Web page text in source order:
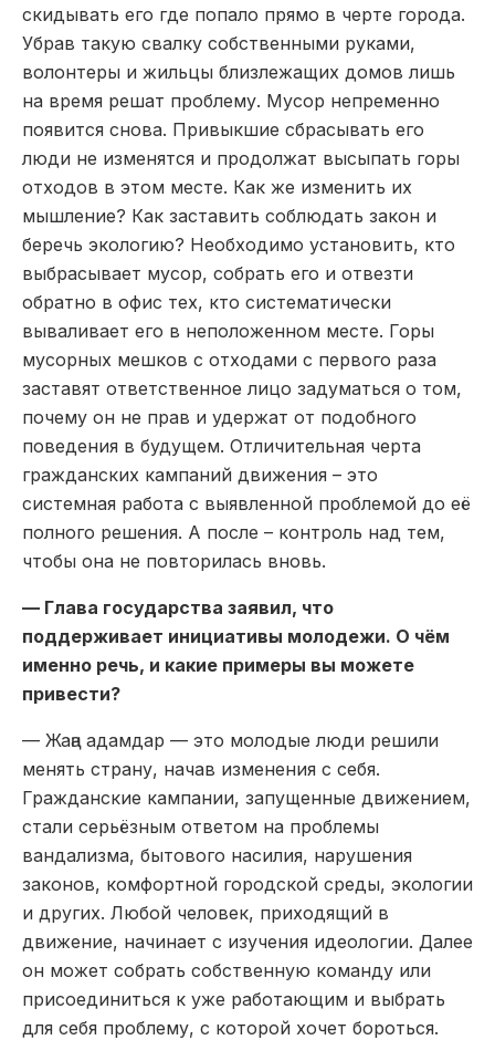
скидывать его где попало прямо в черте города.
Убрав такую свалку собственными руками,
волонтеры и жильцы близлежащих домов лишь
на время решат проблему. Мусор непременно
появится снова. Привыкшие сбрасывать его
люди не изменятся и продолжат высыпать горы
отходов в этом месте. Как же изменить их
мышление? Как заставить соблюдать закон и
беречь экологию? Необходимо установить, кто
выбрасывает мусор, собрать его и отвезти
обратно в офис тех, кто систематически
вываливает его в неположенном месте. Горы
мусорных мешков с отходами с первого раза
заставят ответственное лицо задуматься о том,
почему он не прав и удержат от подобного
поведения в будущем. Отличительная черта
гражданских кампаний движения – это
системная работа с выявленной проблемой до её
полного решения. А после – контроль над тем,
чтобы она не повторилась вновь.
— Глава государства заявил, что
поддерживает инициативы молодежи. О чём
именно речь, и какие примеры вы можете
привести?
— Жаңа адамдар — это молодые люди решили
менять страну, начав изменения с себя.
Гражданские кампании, запущенные движением,
стали серьёзным ответом на проблемы
вандализма, бытового насилия, нарушения
законов, комфортной городской среды, экологии
и других. Любой человек, приходящий в
движение, начинает с изучения идеологии. Далее
он может собрать собственную команду или
присоединиться к уже работающим и выбрать
для себя проблему, с которой хочет бороться.